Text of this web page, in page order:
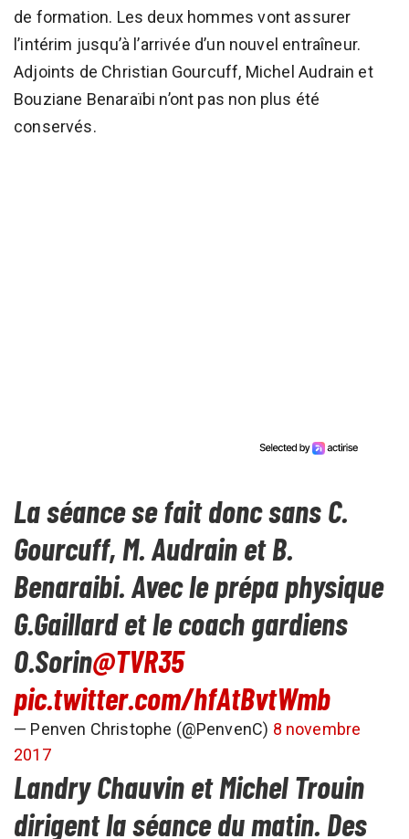
de formation. Les deux hommes vont assurer
l’intérim jusqu’à l’arrivée d’un nouvel entraîneur.
Adjoints de Christian Gourcuff, Michel Audrain et
Bouziane Benaraïbi n’ont pas non plus été
conservés.
La séance se fait donc sans C.
Gourcuff, M. Audrain et B.
Benaraibi. Avec le prépa physique
G.Gaillard et le coach gardiens
O.Sorin@TVR35
pic.twitter.com/hfAtBvtWmb
— Penven Christophe (@PenvenC) 8 novembre
2017
Landry Chauvin et Michel Trouin
dirigent la séance du matin. Des